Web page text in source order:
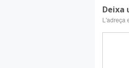
Deixa
L'adreça